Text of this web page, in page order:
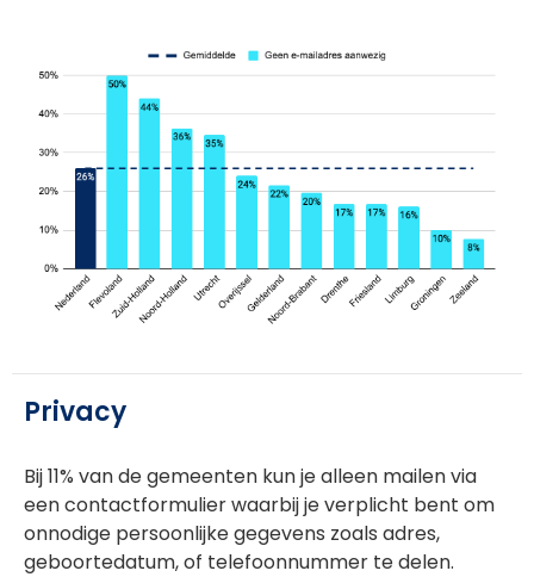
Privacy
Bij 11% van de gemeenten kun je alleen mailen via
een contactformulier waarbij je verplicht bent om
onnodige persoonlijke gegevens zoals adres,
geboortedatum, of telefoonnummer te delen.